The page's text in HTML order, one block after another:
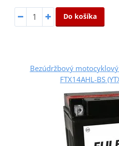
Do košíka
Bezúdržbový
FTX14AHL-BS